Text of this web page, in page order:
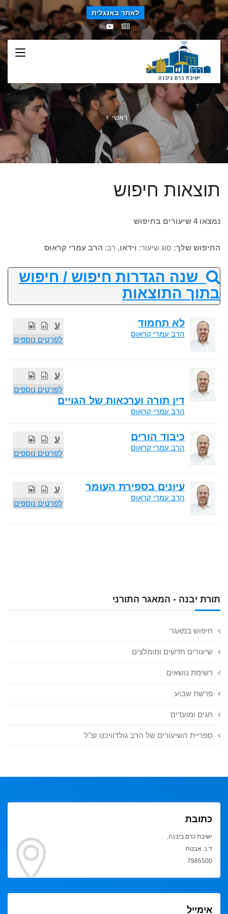
לאתר באנגלית
ראשי
תורת יבנה - המאגר התורני
חיפוש במאגר
שיעורים חדשים ומומלצים
רשימת נושאים
פרשת שבוע
חגים ומועדים
ספריית השיעורים של הרב גולדוויכט זצ"ל
תוצאות חיפוש
נמצאו 4 שיעורים בחיפוש
החיפוש שלך: סוג שיעור: וידאו, רב: הרב עמרי קראוס
שנה הגדרות חיפוש / חיפוש
בתוך התוצאות
ע
לפרטים נוספים
לא תחמוד
הרב עמרי קראוס
ע
לפרטים נוספים
דין תורה וערכאות של הגויים
הרב עמרי קראוס
ע
לפרטים נוספים
כיבוד הורים
הרב עמרי קראוס
ע
לפרטים נוספים
עיונים בספירת העומר
הרב עמרי קראוס
כתובת
ישיבת כרם ביבנה,
ד.נ. אבטח
7985500
אימייל